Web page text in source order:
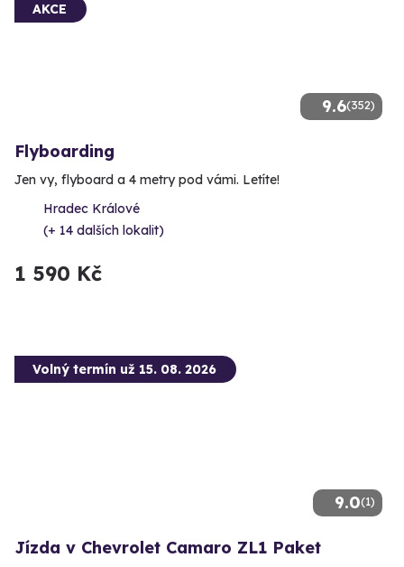
9.6(352)
AKCE
Flyboarding
Jen vy, flyboard a 4 metry pod vámi. Letíte!
Hradec Králové
(+ 14 dalších lokalit)
1 590 Kč
9.0(1)
Volný termín už 15. 08. 2026
Jízda v Chevrolet Camaro ZL1 Paket